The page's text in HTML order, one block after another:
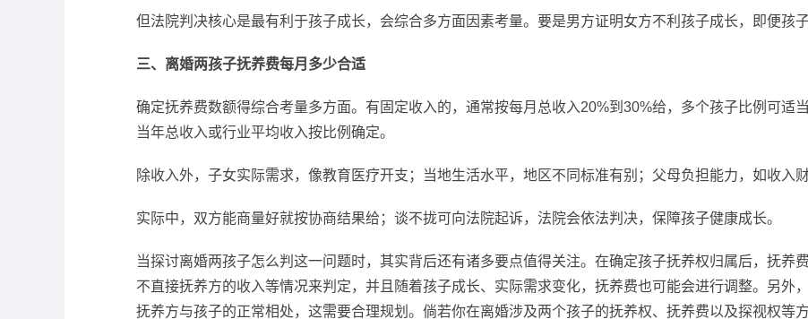
但法院判决核心是最有利于孩子成长，会综合多方面因素考量。要是男方证明女方不利孩子成长，即便孩
三、离婚两孩子抚养费每月多少合适
确定抚养费数额得综合考量多方面。有固定收入的，通常按每月总收入20%到30%给，多个孩子比例可适
当年总收入或行业平均收入按比例确定。
除收入外，子女实际需求，像教育医疗开支；当地生活水平，地区不同标准有别；父母负担能力，如收入
实际中，双方能商量好就按协商结果给；谈不拢可向法院起诉，法院会依法判决，保障孩子健康成长。
当探讨离婚两孩子怎么判这一问题时，其实背后还有诸多要点值得关注。在确定孩子抚养权归属后，抚养
不直接抚养方的收入等情况来判定，并且随着孩子成长、实际需求变化，抚养费也可能会进行调整。另外
抚养方与孩子的正常相处，这需要合理规划。倘若你在离婚涉及两个孩子的抚养权、抚养费以及探视权等